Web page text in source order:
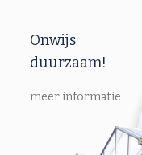
Onwijs
duurzaam!
meer informatie